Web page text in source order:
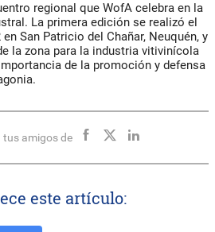
regional que WofA celebra en la
La primera edición se realizó el
San Patricio del Chañar, Neuquén, y
la zona para la industria vitivinícola
de la promoción y defensa
amigos de
este artículo: